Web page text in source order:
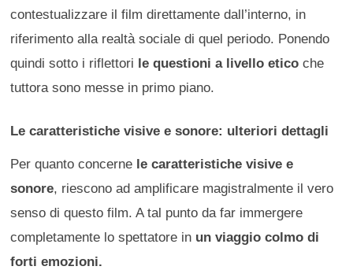
contestualizzare il film direttamente dall’interno, in
riferimento alla realtà sociale di quel periodo. Ponendo
quindi sotto i riflettori le questioni a livello etico che
tuttora sono messe in primo piano.
Le caratteristiche visive e sonore: ulteriori dettagli
Per quanto concerne le caratteristiche visive e
sonore, riescono ad amplificare magistralmente il vero
senso di questo film. A tal punto da far immergere
completamente lo spettatore in un viaggio colmo di
forti emozioni.